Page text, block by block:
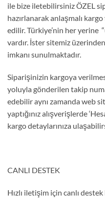
ile bize iletebilirsiniz ÖZEL
hazırlanarak anlaşmalı kargo
edilir. Türkiye’nin her yerine “
vardır. İster sitemiz
imkanı sunulmaktadır.
Siparişinizin kargoya
yoluyla gönderilen takip
edebilir aynı zamanda web
yaptığınız alışverişlerde
kargo detaylarınıza
CANLI DESTEK
Hızlı iletişim için canlı